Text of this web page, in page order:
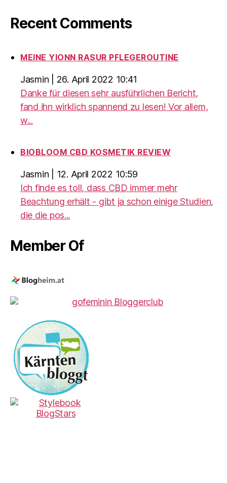
Recent Comments
MEINE YIONN RASUR PFLEGEROUTINE
Jasmin
26. April 2022 10:41
Danke für diesen sehr ausführlichen Bericht,
fand ihn wirklich spannend zu lesen! Vor allem,
w...
BIOBLOOM CBD KOSMETIK REVIEW
Jasmin
12. April 2022 10:59
Ich finde es toll, dass CBD immer mehr
Beachtung erhält - gibt ja schon einige Studien,
die die pos...
Member Of